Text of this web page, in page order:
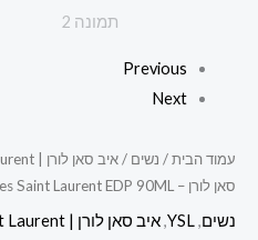
Previous
Next
עמוד הבית/ נשים /איב סאן לורן | Yves Saint Laurent
סאן לורן – Libre Intense Yves Saint Laurent EDP 90ML
נשים,
YSL
,איב סאן לורן | Yves Saint Laurent